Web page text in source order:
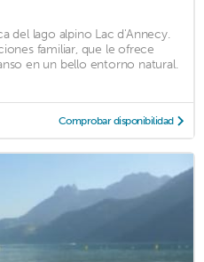
del lago alpino Lac d'Annecy.
familiar, que le ofrece
en un bello entorno natural.
Comprobar disponibilidad